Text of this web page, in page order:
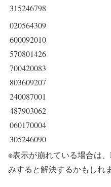
315246798
020564309
600092010
570801426
700420083
803609207
240087001
487903062
060170004
305246090
※表示が崩れている場合は
みすると解決するかもしれ